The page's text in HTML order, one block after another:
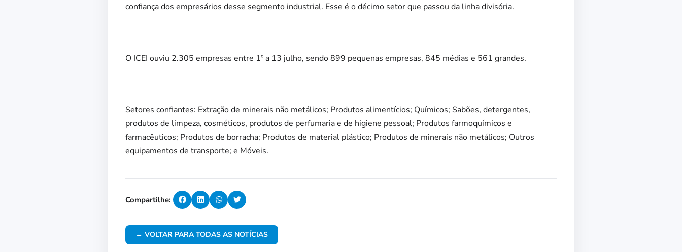
confiança dos empresários desse segmento industrial. Esse é o décimo setor que passou da linha divisória.
O ICEI ouviu 2.305 empresas entre 1º a 13 julho, sendo 899 pequenas empresas, 845 médias e 561 grandes.
Setores confiantes: Extração de minerais não metálicos; Produtos alimentícios; Químicos; Sabões, detergentes,
produtos de limpeza, cosméticos, produtos de perfumaria e de higiene pessoal; Produtos farmoquímicos e
farmacêuticos; Produtos de borracha; Produtos de material plástico; Produtos de minerais não metálicos; Outros
equipamentos de transporte; e Móveis.
Compartilhe:
← VOLTAR PARA TODAS AS NOTÍCIAS